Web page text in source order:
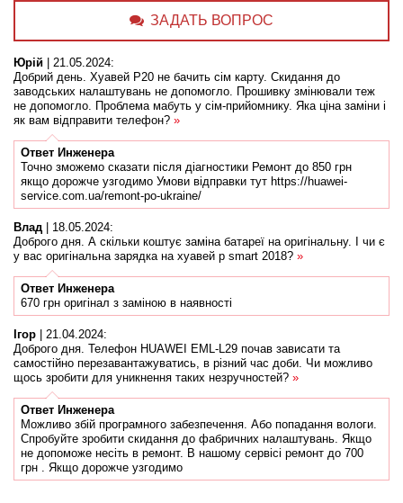
Юрій 21.05.2024:
Добрий день. Хуавей Р20 не бачить сім карту. Скидання до
заводських налаштувань не допомогло. Прошивку змінювали теж
не допомогло. Проблема мабуть у сім-прийомнику. Яка ціна заміни і
як вам відправити телефон? »
Ответ Инженера
Точно зможемо сказати після діагностики Ремонт до 850 грн
якщо дорожче узгодимо Умови відправки тут https://huawei-
service.com.ua/remont-po-ukraine/
Влад 18.05.2024:
Доброго дня. А скільки коштує заміна батареї на оригінальну. І чи є
у вас оригінальна зарядка на хуавей p smart 2018? »
Ответ Инженера
670 грн оригінал з заміною в наявності
Ігор 21.04.2024:
Доброго дня. Телефон HUAWEI EML-L29 почав зависати та
самостійно перезавантажуватись, в різний час доби. Чи можливо
щось зробити для уникнення таких незручностей? »
Ответ Инженера
Можливо збій програмного забезпечення. Або попадання вологи.
Спробуйте зробити скидання до фабричних налаштувань. Якщо
не допоможе несіть в ремонт. В нашому сервісі ремонт до 700
грн . Якщо дорожче узгодимо
ЗАДАТЬ ВОПРОС